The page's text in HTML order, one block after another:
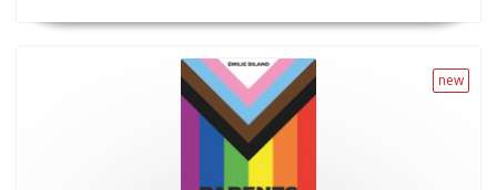
new